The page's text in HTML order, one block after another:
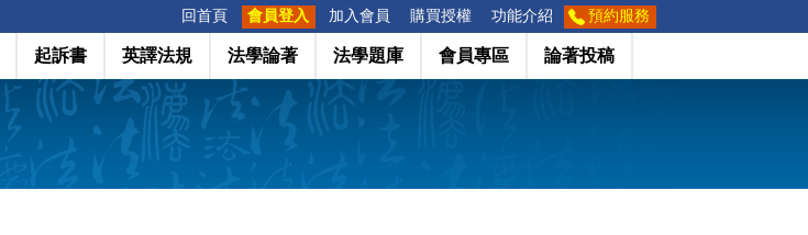
回首頁 會員登入 加入會員 購買授權 功能介紹 預約服務
起訴書 英譯法規 法學論著 法學題庫 會員專區 論著投稿